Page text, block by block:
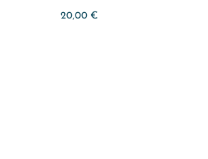
20,00 €